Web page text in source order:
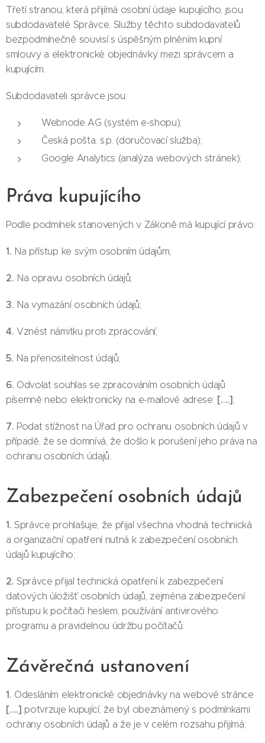
Třetí stranou, která přijímá osobní údaje kupujícího, jsou
subdodavatelé Správce. Služby těchto subdodavatelů
bezpodmínečně souvisí s úspěšným plněním kupní
smlouvy a elektronické objednávky mezi správcem a
kupujícím.
Subdodavateli správce jsou:
Webnode AG (systém e-shopu);
Česká pošta, s.p. (doručovací služba);
Google Analytics (analýza webových stránek);
Práva kupujícího
Podle podmínek stanovených v Zákoně má kupující právo:
1. Na přístup ke svým osobním údajům;
2. Na opravu osobních údajů;
3. Na vymazání osobních údajů;
4.Vznést námitku proti zpracování;
5. Na přenositelnost údajů;
6. Odvolat souhlas se zpracováním osobních údajů
písemně nebo elektronicky na e-mailové adrese: [….];
7. Podat stížnost na Úřad pro ochranu osobních údajů v
případě, že se domnívá, že došlo k porušení jeho práva na
ochranu osobních údajů.
Zabezpečení osobních údajů
1. Správce prohlašuje, že přijal všechna vhodná technická
a organizační opatření nutná k zabezpečení osobních
údajů kupujícího;
2.Správce přijal technická opatření k zabezpečení
datových úložišť osobních údajů, zejména zabezpečení
přístupu k počítači heslem, používání antivirového
programu a pravidelnou údržbu počítačů.
Závěrečná ustanovení
1. Odesláním elektronické objednávky na webové stránce
[….] potvrzuje kupující, že byl obeznámený s podmínkami
ochrany osobních údajů a že je v celém rozsahu přijímá;